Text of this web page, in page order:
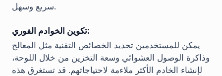
سريع وسهل.
تكوين الخوادم الفوري:
يمكن للمستخدمين تحديد الخصائص التقنية مثل المعالج
وذاكرة الوصول العشوائي وسعة التخزين من خلال اللوحة،
لإنشاء الخادم الأكثر ملاءمة لاحتياجاتهم. قد تستغرق هذه